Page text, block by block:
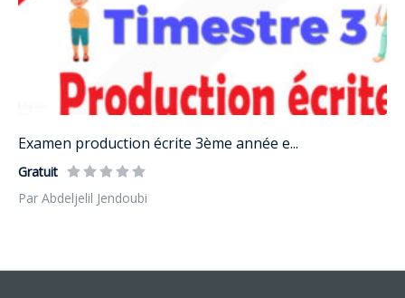
Examen production écrite 3ème année e...
Gratuit
Par Abdeljelil Jendoubi